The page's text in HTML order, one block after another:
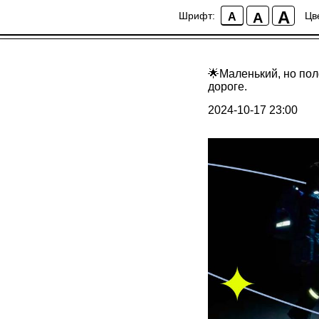
Шрифт: A A A
🌟Маленький, но
дороге.
2024-10-17 23:00